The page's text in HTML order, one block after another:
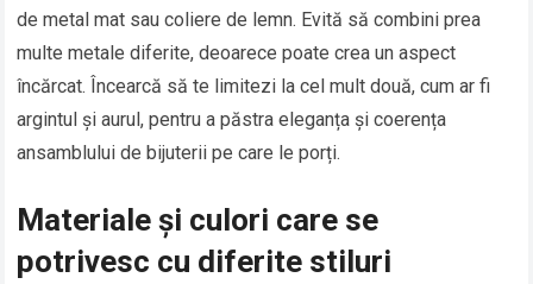
de metal mat sau coliere de lemn. Evită să combini prea
multe metale diferite, deoarece poate crea un aspect
încărcat. Încearcă să te limitezi la cel mult două, cum ar fi
argintul și aurul, pentru a păstra eleganța și coerența
ansamblului de bijuterii pe care le porți.
Materiale și culori care se
potrivesc cu diferite stiluri